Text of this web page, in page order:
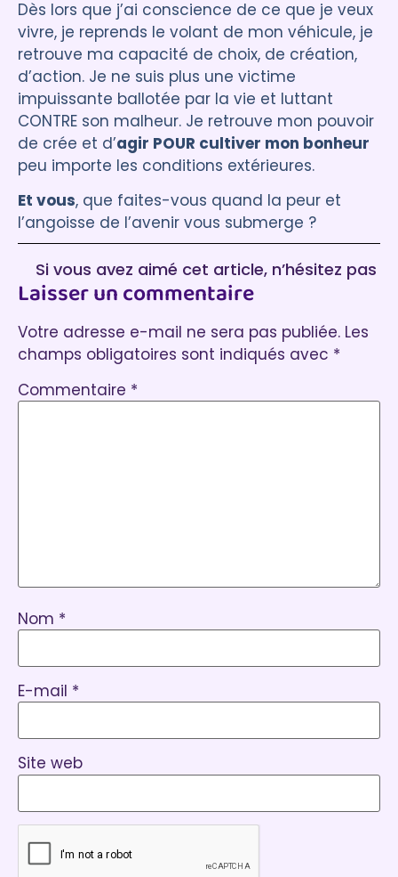
Dès lors que j’ai conscience de ce que je veux
vivre, je reprends le volant de mon véhicule, je
retrouve ma capacité de choix, de création,
d’action. Je ne suis plus une victime
impuissante ballotée par la vie et luttant
CONTRE son malheur. Je retrouve mon pouvoir
de crée et d’agir POUR cultiver mon bonheur
peu importe les conditions extérieures.
Et vous, que faites-vous quand la peur et
l’angoisse de l’avenir vous submerge ?
Si vous avez aimé cet article, n’hésitez pas
à laisser un commentaire :)
Laisser un commentaire
Votre adresse e-mail ne sera pas publiée. Les
champs obligatoires sont indiqués avec *
Commentaire *
Nom *
E-mail *
Site web